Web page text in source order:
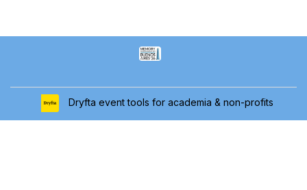
Dryfta event tools for academia & non-profits